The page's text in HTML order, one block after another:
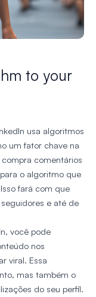
to your
usa algoritmos
um fator chave na
comentários
o algoritmo que
fará com que
e até de
você pode
nos
viral. Essa
mas também o
do seu perfil.